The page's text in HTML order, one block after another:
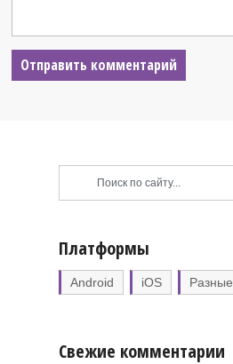
Платформы
Android iOS Разные
Свежие комментарии